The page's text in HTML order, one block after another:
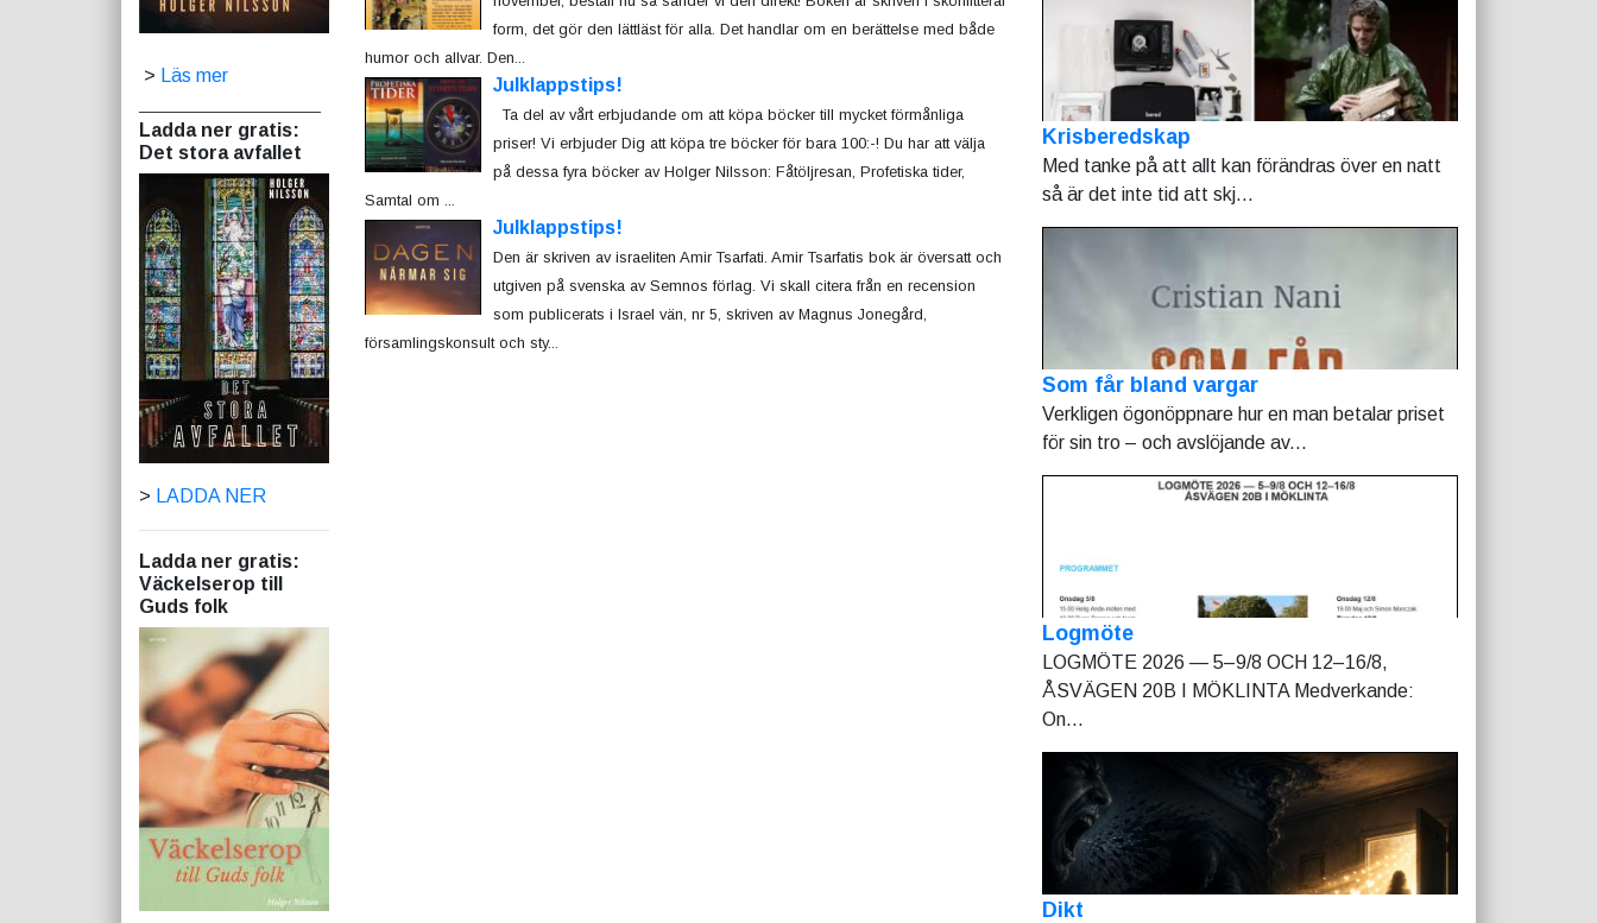
> Läs mer
Ladda ner gratis:
Det stora avfallet
> LADDA NER
Ladda ner gratis:
Väckelserop till
Guds folk
form, det gör den lättläst för alla. Det handlar om en berättelse med både
humor och allvar. Den...
Julklappstips!
Ta del av vårt erbjudande om att köpa böcker till mycket förmånliga
priser! Vi erbjuder Dig att köpa tre böcker för bara 100:-! Du har att välja
på dessa fyra böcker av Holger Nilsson: Fåtöljresan, Profetiska tider,
Samtal om ...
Julklappstips!
Den är skriven av israeliten Amir Tsarfati. Amir Tsarfatis bok är översatt och
utgiven på svenska av Semnos förlag. Vi skall citera från en recension
som publicerats i Israel vän, nr 5, skriven av Magnus Jonegård,
församlingskonsult och sty...
Krisberedskap
Med tanke på att allt kan förändras över en natt
så är det inte tid att skj...
Som får bland vargar
Verkligen ögonöppnare hur en man betalar priset
för sin tro – och avslöjande av...
Logmöte
LOGMÖTE 2026 — 5–9/8 OCH 12–16/8,
ÅSVÄGEN 20B I MÖKLINTA Medverkande:
On...
Dikt